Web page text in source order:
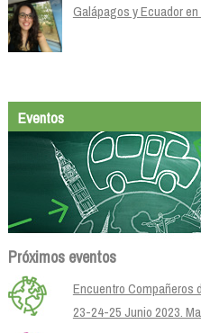
Galápagos y Ecuador
Eventos
Próximos eventos
Encuentro Compañeros
23-24-25 Junio 2023.